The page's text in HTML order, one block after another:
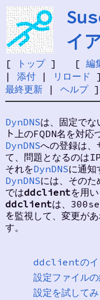
イ
[ トップ] [ 編
| 添付| リロード
最終更新| ヘルプ
DynDNSは、固定でな
ト上のFQDN名を対応
DynDNSへの登録は、
て、問題となるのはIP
それをDynDNSに通知
DynDNSには、そのた
ではddclientを用い
ddclientは、
を監視して、変更が
す。
ddclientのイ
設定ファイル
設定を試してみ